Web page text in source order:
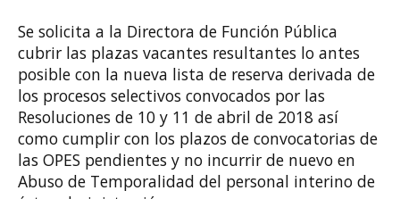
Se solicita a la Directora de Función Pública
cubrir las plazas vacantes resultantes lo antes
posible con la nueva lista de reserva derivada de
los procesos selectivos convocados por las
Resoluciones de 10 y 11 de abril de 2018 así
como cumplir con los plazos de convocatorias de
las OPES pendientes y no incurrir de nuevo en
Abuso de Temporalidad del personal interino de